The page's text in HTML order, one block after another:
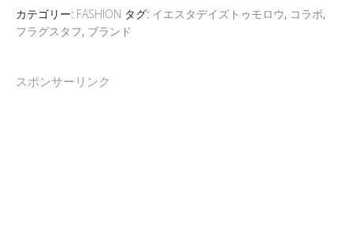
カテゴリー: FASHION タグ: イエスタデイズトゥモロウ, コラボ,
フラグスタフ, ブランド
スポンサーリンク